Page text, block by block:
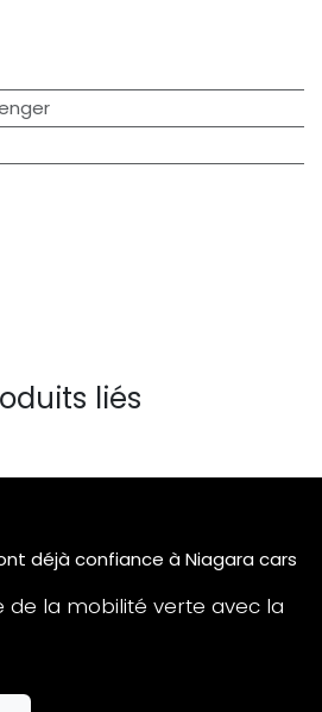
liés
déjà confiance à Niagara cars
de la mobilité verte avec la